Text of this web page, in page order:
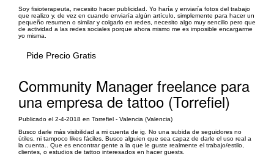
Soy fisioterapeuta, necesito hacer publicidad. Yo haría y enviaría fotos del trabajo
que realizo y, de vez en cuando enviaría algún artículo, simplemente para hacer un
pequeño resumen o similar y colgarlo en redes, necesito algo muy sencillo pero que
de actividad a las redes sociales porque ahora mismo me es imposible encargarme
yo misma.
Pide Precio Gratis
Community Manager freelance para
una empresa de tattoo (Torrefiel)
Publicado el 2-4-2018 en Torrefiel - Valencia (Valencia)
Busco darle más visibilidad a mi cuenta de ig. No una subida de seguidores no
útiles, ni tampoco likes fáciles. Busco alguien que sea capaz de darle el uso real a
la cuenta.. Que es encontrar gente a la que le guste realmente el trabajo/estilo,
clientes, o estudios de tattoo interesados en hacer guests.